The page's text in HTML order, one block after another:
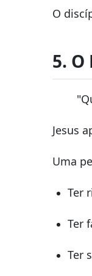
O
5. O
Jesus
Uma
Ter
Ter
Ter